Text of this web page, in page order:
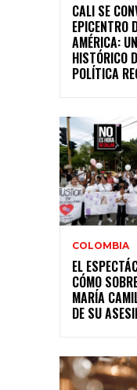
CALI SE
EPICENTRO
AMÉRICA:
HISTÓRICO
POLÍTICA
COLOMBIA
EL
CÓMO
MARÍA
DE SU